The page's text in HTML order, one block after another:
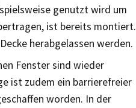
genutzt wird um
ist bereits montiert.
herabgelassen werden.
Fenster sind wieder
ist zudem ein barrierefreier
worden. In der